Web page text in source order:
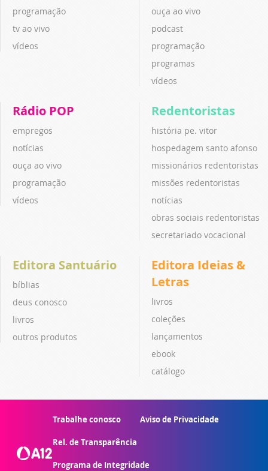
programação
tv ao vivo
vídeos
ouça ao vivo
podcast
programação
programas
vídeos
Rádio POP
empregos
notícias
ouça ao vivo
programação
vídeos
Redentoristas
história pe. vitor
hospedagem santo afonso
missionários redentoristas
missões redentoristas
notícias
obras sociais redentoristas
secretariado vocacional
Editora Santuário
bíblias
deus conosco
livros
outros produtos
Editora Ideias &
Letras
livros
coleções
lançamentos
ebook
catálogo
Trabalhe conosco Aviso de Privacidade
Rel. de Transparência
Programa de Integridade